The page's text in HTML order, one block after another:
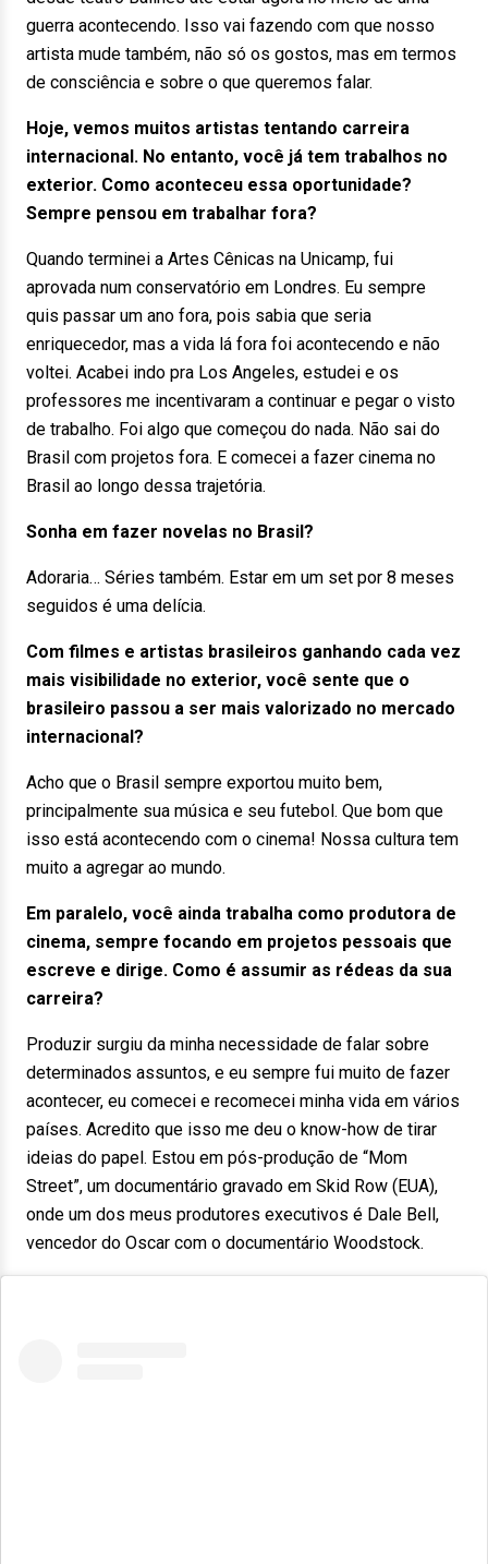
guerra acontecendo. Isso vai fazendo com que nosso
artista mude também, não só os gostos, mas em termos
de consciência e sobre o que queremos falar.
Hoje, vemos muitos artistas tentando carreira
internacional. No entanto, você já tem trabalhos no
exterior. Como aconteceu essa oportunidade?
Sempre pensou em trabalhar fora?
Quando terminei a Artes Cênicas na Unicamp, fui
aprovada num conservatório em Londres. Eu sempre
quis passar um ano fora, pois sabia que seria
enriquecedor, mas a vida lá fora foi acontecendo e não
voltei. Acabei indo pra Los Angeles, estudei e os
professores me incentivaram a continuar e pegar o visto
de trabalho. Foi algo que começou do nada. Não sai do
Brasil com projetos fora. E comecei a fazer cinema no
Brasil ao longo dessa trajetória.
Sonha em fazer novelas no Brasil?
Adoraria… Séries também. Estar em um set por 8 meses
seguidos é uma delícia.
Com filmes e artistas brasileiros ganhando cada vez
mais visibilidade no exterior, você sente que o
brasileiro passou a ser mais valorizado no mercado
internacional?
Acho que o Brasil sempre exportou muito bem,
principalmente sua música e seu futebol. Que bom que
isso está acontecendo com o cinema! Nossa cultura tem
muito a agregar ao mundo.
Em paralelo, você ainda trabalha como produtora de
cinema, sempre focando em projetos pessoais que
escreve e dirige. Como é assumir as rédeas da sua
carreira?
Produzir surgiu da minha necessidade de falar sobre
determinados assuntos, e eu sempre fui muito de fazer
acontecer, eu comecei e recomecei minha vida em vários
países. Acredito que isso me deu o know-how de tirar
ideias do papel. Estou em pós-produção de “Mom
Street”, um documentário gravado em Skid Row (EUA),
onde um dos meus produtores executivos é Dale Bell,
vencedor do Oscar com o documentário Woodstock.